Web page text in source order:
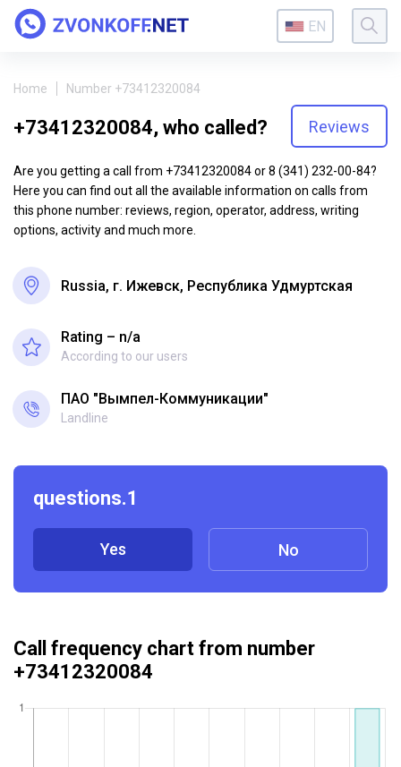
EN
Home Number +73412320084
+73412320084, who called? Reviews
Are you getting a call from +73412320084 or 8 (341) 232-00-84?
Here you can find out all the available information on calls from
this phone number: reviews, region, operator, address, writing
options, activity and much more.
Russia, г. Ижевск, Республика Удмуртская
Rating – n/a
According to our users
ПАО "Вымпел-Коммуникации"
Landline
questions.1
Yes No
Call frequency chart from number
+73412320084